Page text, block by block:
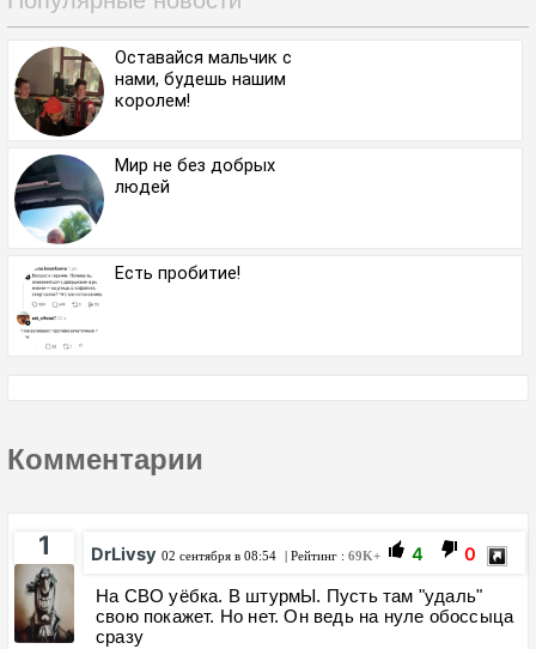
Оставайся мальчик с
нами, будешь нашим
королем!
Мир не без добрых
людей
Есть пробитие!
Комментарии
1 DrLivsy 02 сентября в 08:54 | Рейтинг : 69K+ 4 0
На СВО уёбка. В штурмЫ. Пусть там "удаль"
свою покажет. Но нет. Он ведь на нуле обоссыца
сразу